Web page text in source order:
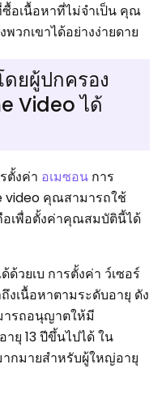
อเนื้อหาที่ไม่จำเป็น คุณ
กเขาได้อย่างง่ายดาย
ยผู้ปกครอง
Video ได้
ตั้งค่า อเมซอน การ
video คุณสามารถใช้
อเพื่อตั้งค่าคุณสมบัตินี้ได้
วยเบ การตั้งค่า ว์เซอร์
งเนื้อหาตามระดับอายุ ดัง
รถอนุญาตให้มี
ยุ 13 ปีขึ้นไปได้ ใน
กมายสำหรับผู้ใหญ่อายุ